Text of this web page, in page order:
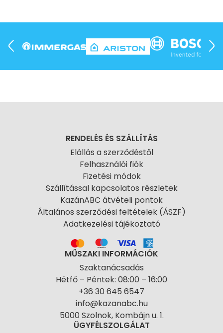
RENDELÉS ÉS SZÁLLÍTÁS
Elállás a szerződéstől
Felhasználói fiók
Fizetési módok
Szállítással kapcsolatos részletek
KazánABC átvételi pontok
Általános szerződési feltételek (ÁSZF)
Adatkezelési tájékoztató
MŰSZAKI INFORMÁCIÓK
Szaktanácsadás
Hétfő – Péntek: 08:00 – 16:00
+36 30 645 6547
info@kazanabc.hu
5000 Szolnok, Kombájn u. 1.
ÜGYFÉLSZOLGÁLAT